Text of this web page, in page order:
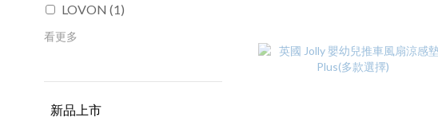
LOVON (1)
看更多
新品上市